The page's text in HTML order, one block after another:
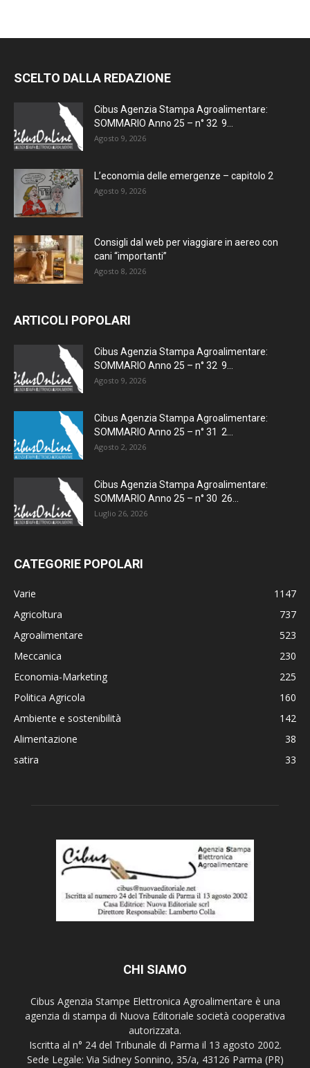
SCELTO DALLA REDAZIONE
Cibus Agenzia Stampa Agroalimentare:
SOMMARIO Anno 25 – n° 32 9...
Agosto 9, 2026
L’economia delle emergenze – capitolo 2
Agosto 9, 2026
Consigli dal web per viaggiare in aereo con
cani “importanti”
Agosto 8, 2026
ARTICOLI POPOLARI
Cibus Agenzia Stampa Agroalimentare:
SOMMARIO Anno 25 – n° 32 9...
Agosto 9, 2026
Cibus Agenzia Stampa Agroalimentare:
SOMMARIO Anno 25 – n° 31 2...
Agosto 2, 2026
Cibus Agenzia Stampa Agroalimentare:
SOMMARIO Anno 25 – n° 30 26...
Luglio 26, 2026
CATEGORIE POPOLARI
Varie
1147
Agricoltura
737
Agroalimentare
523
Meccanica
230
Economia-Marketing
225
Politica Agricola
160
Ambiente e sostenibilità
142
Alimentazione
38
satira
33
CHI SIAMO
Cibus Agenzia Stampe Elettronica Agroalimentare è una
agenzia di stampa di Nuova Editoriale società cooperativa
autorizzata.
Iscritta al n° 24 del Tribunale di Parma il 13 agosto 2002.
Sede Legale: Via Sidney Sonnino, 35/a, 43126 Parma (PR)